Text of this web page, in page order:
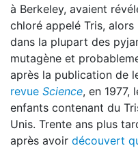
à Berkeley, avaient
chloré appelé Tris,
dans la plupart des
mutagène et
après la publication de
revue Science, en 1977,
enfants contenant du
Unis. Trente ans plus
après avoir découvert